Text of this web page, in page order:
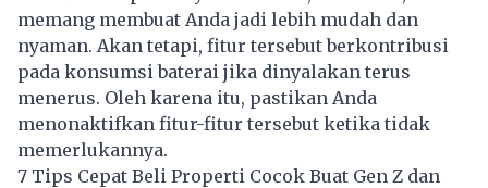
memang membuat Anda jadi lebih mudah dan
nyaman. Akan tetapi, fitur tersebut berkontribusi
pada konsumsi baterai jika dinyalakan terus
menerus. Oleh karena itu, pastikan Anda
menonaktifkan fitur-fitur tersebut ketika tidak
memerlukannya.
7 Tips Cepat Beli Properti Cocok Buat Gen Z dan